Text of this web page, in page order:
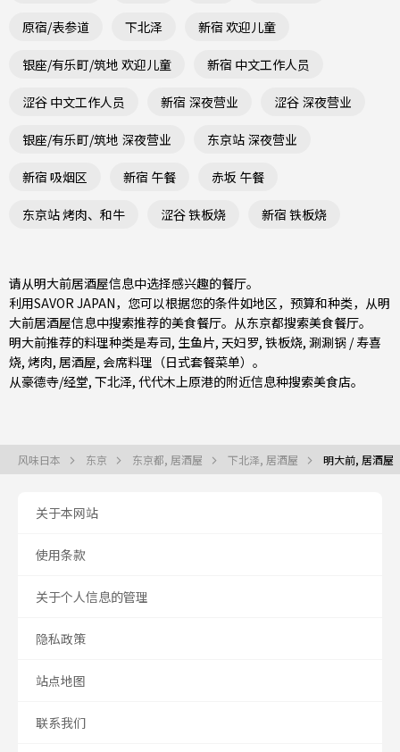
原宿/表参道 下北泽 新宿 欢迎儿童
银座/有乐町/筑地 欢迎儿童 新宿 中文工作人员
涩谷 中文工作人员 新宿 深夜营业 涩谷 深夜营业
银座/有乐町/筑地 深夜营业 东京站 深夜营业
新宿 吸烟区 新宿 午餐 赤坂 午餐
东京站 烤肉、和牛 涩谷 铁板烧 新宿 铁板烧
请从明大前居酒屋信息中选择感兴趣的餐厅。
利用SAVOR JAPAN，您可以根据您的条件如地区，预算和种类，从明
大前居酒屋信息中搜索推荐的美食餐厅。从东京都搜索美食餐厅。
明大前推荐的料理种类是寿司, 生鱼片, 天妇罗, 铁板烧, 涮涮锅 / 寿喜
烧, 烤肉, 居酒屋, 会席料理（日式套餐菜单） 。
从豪德寺/经堂, 下北泽, 代代木上原港的附近信息种搜索美食店。
风味日本 东京 东京都, 居酒屋 下北泽, 居酒屋 明大前, 居酒屋
关于本网站
使用条款
关于个人信息的管理
隐私政策
站点地图
联系我们